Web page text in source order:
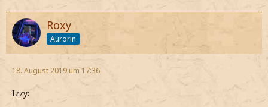
Roxy
Aurorin
18. August 2019 um 17:36
Izzy: